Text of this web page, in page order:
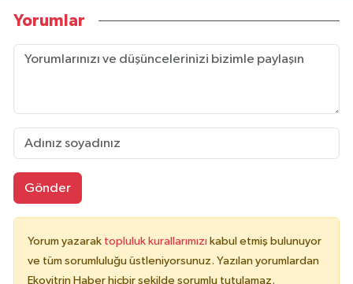
Yorumlar
Gönder
Yorum yazarak topluluk kurallarımızı kabul etmiş bulunuyor
ve tüm sorumluluğu üstleniyorsunuz. Yazılan yorumlardan
Ekovitrin Haber hiçbir şekilde sorumlu tutulamaz.